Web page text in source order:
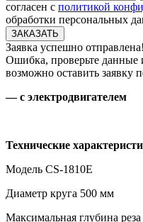
согласен с политикой
обработки персональных
Заявка успешно отправлена!
Ошибка, проверьте данные
возможно оставить заявку
— c электродвигателем
Технические
Модель CS-1810E
Диаметр круга 500 мм
Максимальная глубина